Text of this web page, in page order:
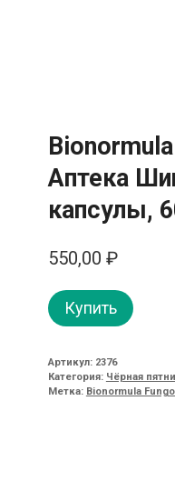
Аптека
капсулы,
550,00 ₽
Купить
Артикул: 2376
Категория: Чёрная
Метка: Bionormula